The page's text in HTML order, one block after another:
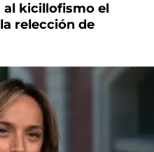
al kicillofismo el
relección de